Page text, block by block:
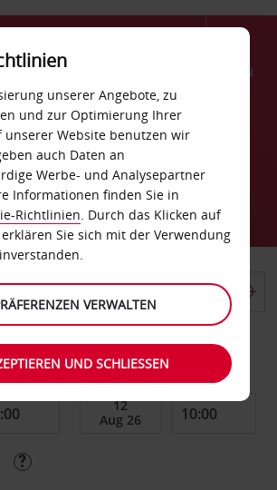
Menü
Auburn
unserer Angebote, zu
und zur Optimierung Ihrer
unserer Website benutzen wir
auch Daten an
Werbe- und Analysepartner
Informationen finden Sie in
Richtlinien. Durch das Klicken auf
erklären Sie sich mit der Verwendung
VERWALTEN
UND SCHLIESSEN